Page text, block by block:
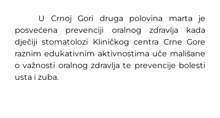
U Crnoj Gori druga polovina marta je
posvećena prevenciji oralnog zdravlja kada
dječiji stomatolozi Kliničkog centra Crne Gore
raznim edukativnim aktivnostima uče mališane
o važnosti oralnog zdravlja te prevencije bolesti
usta i zuba.